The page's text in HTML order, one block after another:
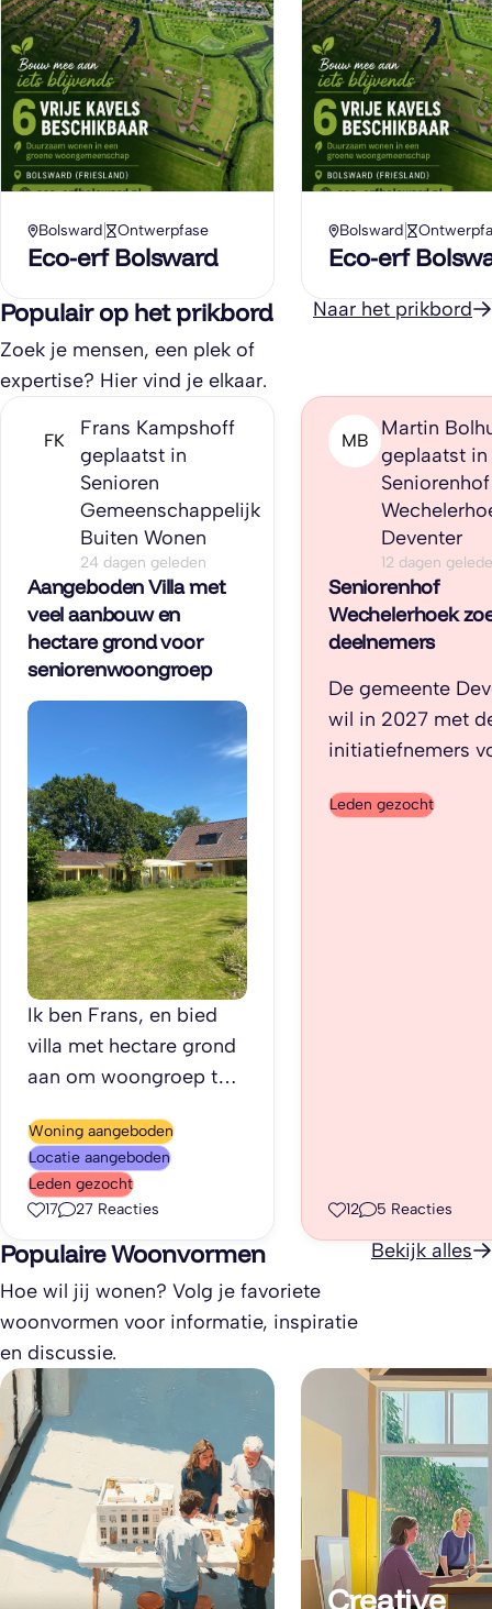
Bolsward Ontwerpfase
Eco-erf Bolsward
Bolsward
Eco-erf
Populair op het prikbord
Zoek je mensen, een plek of
expertise? Hier vind je elkaar.
Naar het prikbord
FK
Frans Kampshoff
geplaatst in
Senioren
Gemeenschappelijk
Buiten Wonen
24 dagen geleden
Aangeboden Villa met
veel aanbouw en
hectare grond voor
seniorenwoongroep
Ik ben Frans, en bied
villa met hectare grond
aan om woongroep te
buitengebied Land van
Cuijk. Kijk op mijn
pagina op
mij een berichtje of
reageer hieronder op
Prikbord. ik blijf hier zelf
ook wonen en zoek 3
deelnemers om dit alles
te delen en eventueel
uit te breiden.
Woning aangeboden
Locatie aangeboden
Leden gezocht
17
27 Reacties
MB
Martin
geplaatst in
Seniorenhof
Deventer
12 dagen
Seniorenhof
Wechelerhoek
deelnemers
De gemeente
wil in 2027 met
initiatiefnemers
Wechelerhoek
Leden gezocht
12 5 Reacties
Populaire Woonvormen
Hoe wil jij wonen? Volg je favoriete
woonvormen voor informatie, inspiratie
en discussie.
Bekijk alles
Creative